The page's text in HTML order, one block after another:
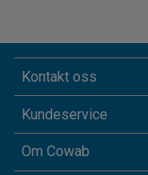
Kontakt oss
Kundeservice
Om Cowab